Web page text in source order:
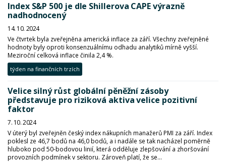
Index S&P 500 je dle Shillerova CAPE výrazně
nadhodnocený
14. 10. 2024
Ve čtvrtek byla zveřejněna americká inflace za září. Všechny zveřejněné
hodnoty byly oproti konsenzuálnímu odhadu analytiků mírně vyšší.
Meziroční celková inflace činila 2,4 %.
týden na finančních trzích
Velice silný růst globální pěněžní zásoby
představuje pro riziková aktiva velice pozitivní
faktor
7. 10. 2024
V úterý byl zveřejněn český index nákupních manažerů PMI za září. Index
poklesl ze 46,7 bodů na 46,0 bodů, a i nadále se tak nacházel poměrně
hluboko pod 50-bodovou linií, která odděluje zlepšování a zhoršování
provozních podmínek v sektoru. Zároveň platí, že se...